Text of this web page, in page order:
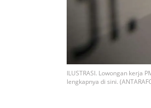
ILUSTRASI. Lowongan kerja
lengkapnya di sini.